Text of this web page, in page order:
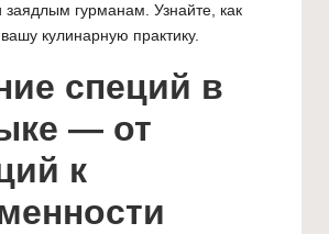
заядлым гурманам. Узнайте, как
кулинарную практику.
специй в
— от
к